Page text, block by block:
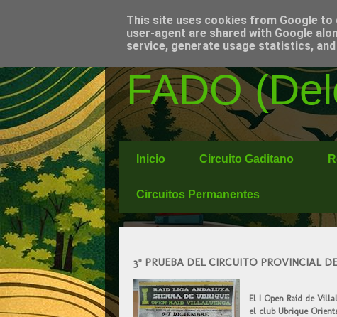
FADO
Inicio Circuito Gaditano
Circuitos Permanentes
3º PRUEBA DEL CIRCUITO PROVINCIAL
El I Open Raid de
el club Ubrique
This site uses cookies from Google to
user-agent are shared with Google
service, generate usage statistics,